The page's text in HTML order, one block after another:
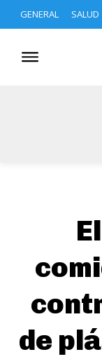
GENERAL SALUD
de